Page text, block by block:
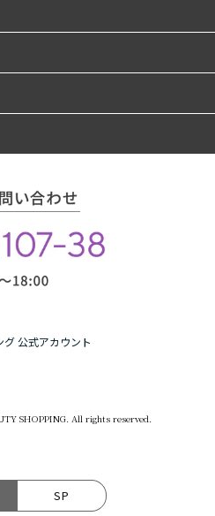
公式アカウント
SHOPPING. All rights reserved.
SP